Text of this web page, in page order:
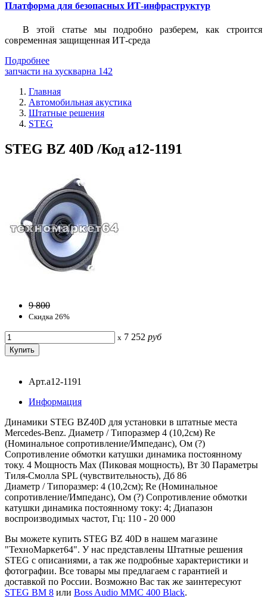
Платформа для безопасных ИТ-инфраструктур
В этой статье мы подробно разберем, как строится
современная защищенная ИТ-среда
Подробнее
запчасти на хускварна 142
Главная
Автомобильная акустика
Штатные решения
STEG
STEG BZ 40D /Код a12-1191
9 800
Скидка 26%
x 7 252 руб
Арт.a12-1191
Информация
Динамики STEG BZ40D для установки в штатные места
Mercedes-Benz. Диаметр / Типоразмер 4 (10,2см) Re
(Номинальное сопротивление/Импеданс), Ом (?)
Сопротивление обмотки катушки динамика постоянному
току. 4 Мощность Max (Пиковая мощность), Вт 30 Параметры
Тиля-Смолла SPL (чувствительность), Дб 86
Диаметр / Типоразмер: 4 (10,2см); Re (Номинальное
сопротивление/Импеданс), Ом (?) Сопротивление обмотки
катушки динамика постоянному току: 4; Диапазон
воспроизводимых частот, Гц: 110 - 20 000
Вы можете купить STEG BZ 40D в нашем магазине
"ТехноМаркет64". У нас представлены Штатные решения
STEG с описаниями, а так же подробные характеристики и
фотографии. Все товары мы предлагаем с гарантией и
доставкой по России. Возможно Вас так же заинтересуют
STEG BM 8 или Boss Audio MMC 400 Black.